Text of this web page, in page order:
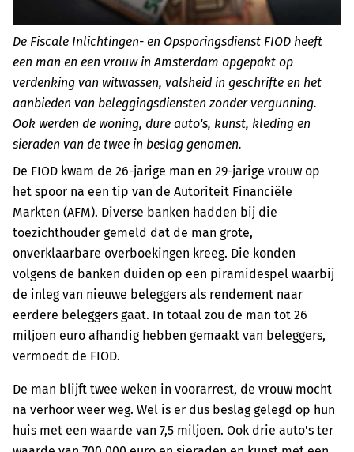
De Fiscale Inlichtingen- en Opsporingsdienst FIOD heeft
een man en een vrouw in Amsterdam opgepakt op
verdenking van witwassen, valsheid in geschrifte en het
aanbieden van beleggingsdiensten zonder vergunning.
Ook werden de woning, dure auto's, kunst, kleding en
sieraden van de twee in beslag genomen.
De FIOD kwam de 26-jarige man en 29-jarige vrouw op
het spoor na een tip van de Autoriteit Financiële
Markten (AFM). Diverse banken hadden bij die
toezichthouder gemeld dat de man grote,
onverklaarbare overboekingen kreeg. Die konden
volgens de banken duiden op een piramidespel waarbij
de inleg van nieuwe beleggers als rendement naar
eerdere beleggers gaat. In totaal zou de man tot 26
miljoen euro afhandig hebben gemaakt van beleggers,
vermoedt de FIOD.
De man blijft twee weken in voorarrest, de vrouw mocht
na verhoor weer weg. Wel is er dus beslag gelegd op hun
huis met een waarde van 7,5 miljoen. Ook drie auto's ter